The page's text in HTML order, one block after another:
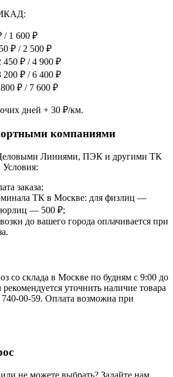
/ 1 600 ₽
₽ / 2 500 ₽
₽ / 4 900 ₽
₽ / 6 400 ₽
₽ / 7 600 ₽
дней + 30 ₽/км.
компаниями
Линиями, ПЭК и другими ТК
Условия:
заказа;
ТК в Москве: для физлиц —
юрлиц — 500 ₽;
до вашего города оплачивается при
со склада в Москве по будням с 9:00 до
уточнить наличие товара
00-59. Оплата возможна при
не можете выбрать? Задайте нам